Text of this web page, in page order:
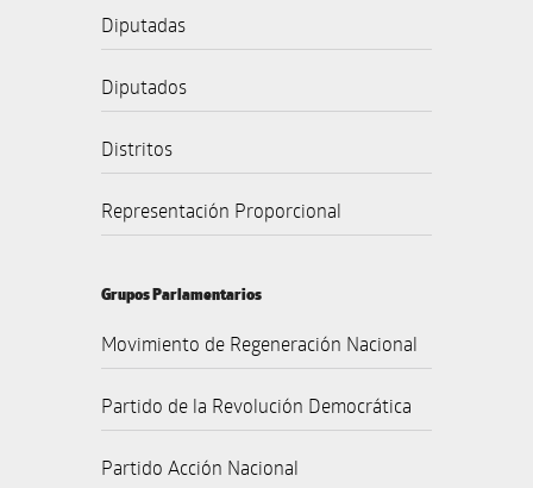
Diputadas
Diputados
Distritos
Representación Proporcional
Grupos Parlamentarios
Movimiento de Regeneración Nacional
Partido de la Revolución Democrática
Partido Acción Nacional